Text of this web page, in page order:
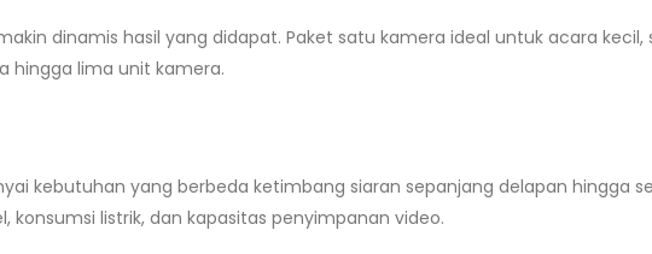
dinamis hasil yang didapat. Paket satu kamera ideal untuk acara
hingga lima unit kamera.
kebutuhan yang berbeda ketimbang siaran sepanjang delapan hingga
listrik, dan kapasitas penyimpanan video.